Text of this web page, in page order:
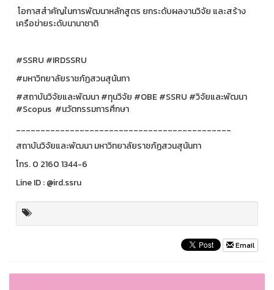
โอกาสสำคัญในการพัฒนาหลักสูตร ยกระดับผลงานวิจัย และสร้าง
เครือข่ายระดับนานาชาติ
#SSRU #IRDSSRU
#มหาวิทยาลัยราชภัฏสวนสุนันทา
#สถาบันวิจัยและพัฒนา #ทุนวิจัย #OBE #SSRU #วิจัยและพัฒนา
#Scopus #นวัตกรรมการศึกษา
____________________________________________
สถาบันวิจัยและพัฒนา มหาวิทยาลัยราชภัฏสวนสุนันทา
โทร. 0 2160 1344-6
Line ID : @ird.ssru
Email